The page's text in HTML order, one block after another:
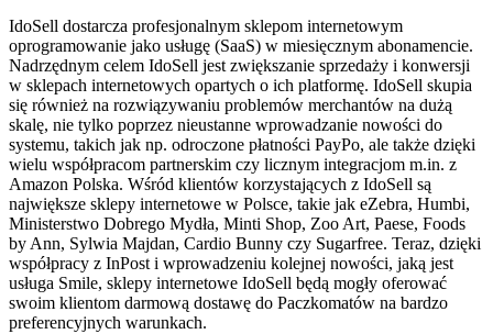
IdoSell dostarcza profesjonalnym sklepom internetowym
oprogramowanie jako usługę (SaaS) w miesięcznym abonamencie.
Nadrzędnym celem IdoSell jest zwiększanie sprzedaży i konwersji
w sklepach internetowych opartych o ich platformę. IdoSell skupia
się również na rozwiązywaniu problemów merchantów na dużą
skalę, nie tylko poprzez nieustanne wprowadzanie nowości do
systemu, takich jak np. odroczone płatności PayPo, ale także dzięki
wielu współpracom partnerskim czy licznym integracjom m.in. z
Amazon Polska. Wśród klientów korzystających z IdoSell są
największe sklepy internetowe w Polsce, takie jak eZebra, Humbi,
Ministerstwo Dobrego Mydła, Minti Shop, Zoo Art, Paese, Foods
by Ann, Sylwia Majdan, Cardio Bunny czy Sugarfree. Teraz, dzięki
współpracy z InPost i wprowadzeniu kolejnej nowości, jaką jest
usługa Smile, sklepy internetowe IdoSell będą mogły oferować
swoim klientom darmową dostawę do Paczkomatów na bardzo
preferencyjnych warunkach.